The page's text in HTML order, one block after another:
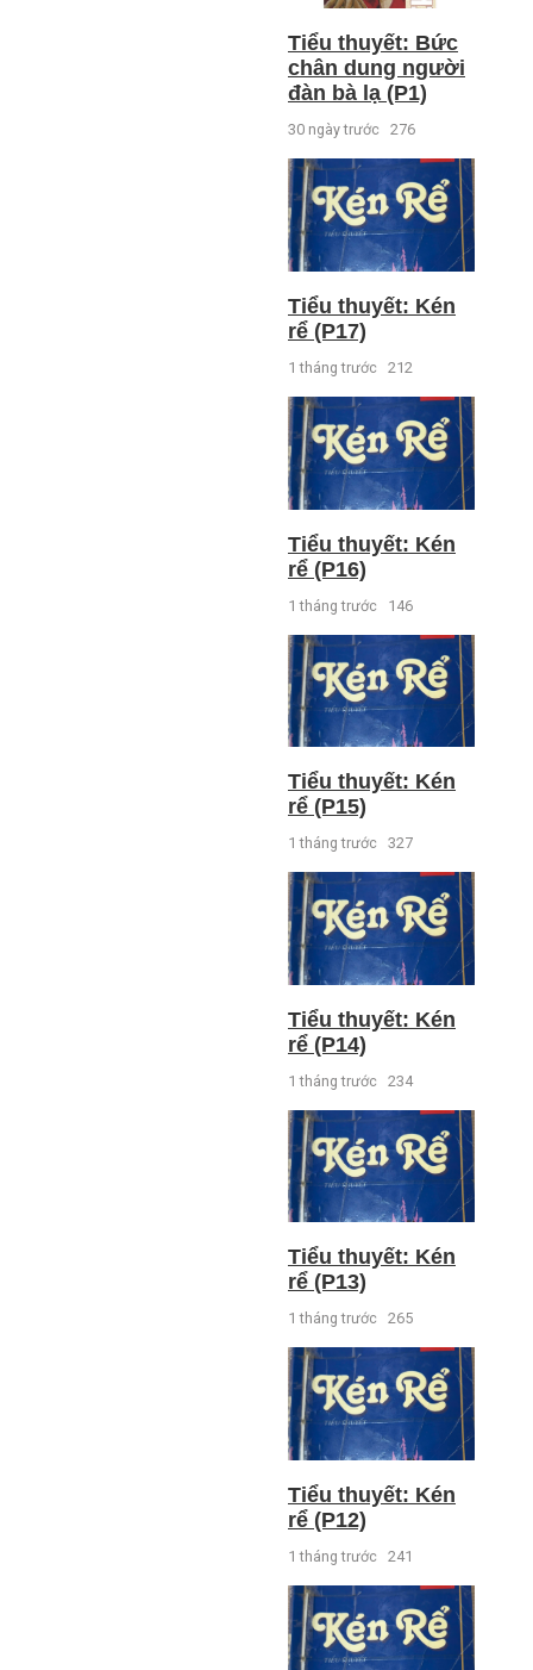
Tiểu thuyết: Bức
chân dung người
đàn bà lạ (P1)
30 ngày trước 276
Tiểu thuyết: Kén
rể (P17)
1 tháng trước 212
Tiểu thuyết: Kén
rể (P16)
1 tháng trước 146
Tiểu thuyết: Kén
rể (P15)
1 tháng trước 327
Tiểu thuyết: Kén
rể (P14)
1 tháng trước 234
Tiểu thuyết: Kén
rể (P13)
1 tháng trước 265
Tiểu thuyết: Kén
rể (P12)
1 tháng trước 241